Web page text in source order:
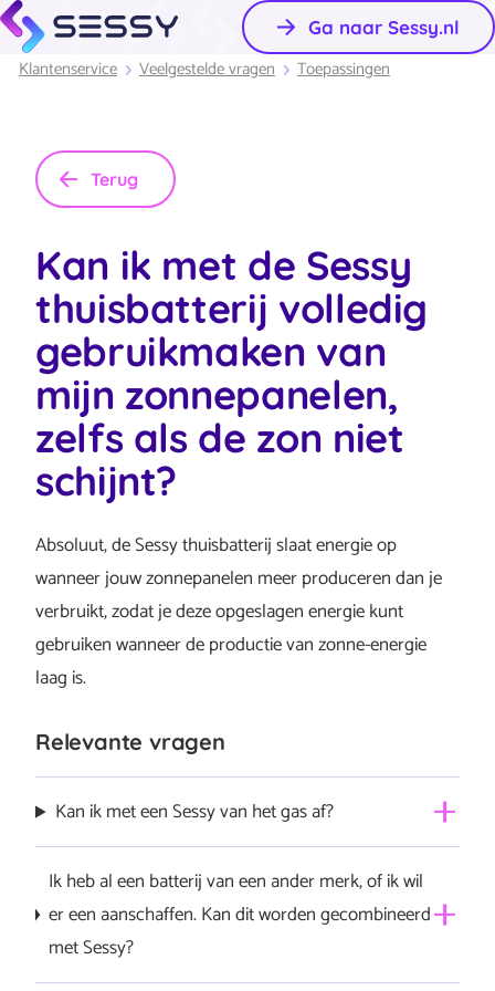
Ga naar Sessy.nl
Klantenservice Veelgestelde vragen Toepassingen
Terug
Kan ik met de Sessy
thuisbatterij volledig
gebruikmaken van
mijn zonnepanelen,
zelfs als de zon niet
schijnt?
Absoluut, de Sessy thuisbatterij slaat energie op
wanneer jouw zonnepanelen meer produceren dan je
verbruikt, zodat je deze opgeslagen energie kunt
gebruiken wanneer de productie van zonne-energie
laag is.
Relevante vragen
Kan ik met een Sessy van het gas af?
elektrische energie in een huishouden toenemen. Met
een warmtepomp bijvoorbeeld, zal je in de winter veel
energie verbruiken, terwijl er weinig opwek is vanuit de
Ik heb al een batterij van een ander merk, of ik wil
er een aanschaffen. Kan dit worden gecombineerd
met Sessy?